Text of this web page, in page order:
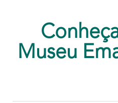
Museu